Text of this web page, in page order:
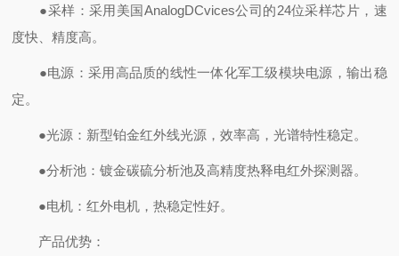
●采样：采用美国AnalogDCvices公司的24位采样芯片，速
度快、精度高。
●电源：采用高品质的线性一体化军工级模块电源，输出稳
定。
●光源：新型铂金红外线光源，效率高，光谱特性稳定。
●分析池：镀金碳硫分析池及高精度热释电红外探测器。
●电机：红外电机，热稳定性好。
产品优势：